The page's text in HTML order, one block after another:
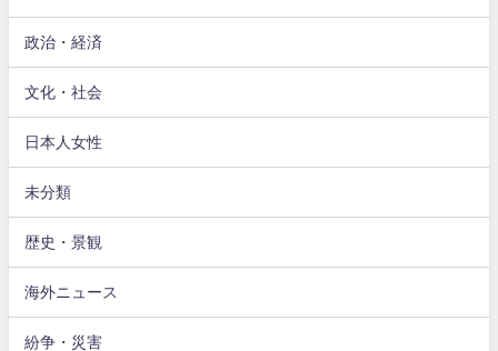
政治・経済
文化・社会
日本人女性
未分類
歴史・景観
海外ニュース
紛争・災害